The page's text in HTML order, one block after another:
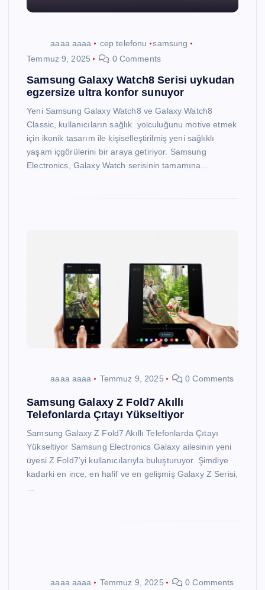
aaaa aaaa cep telefonu
samsung
Temmuz 9, 2025
0 Comments
Samsung Galaxy Watch8 Serisi uykudan
egzersize ultra konfor sunuyor
Yeni Samsung Galaxy Watch8 ve Galaxy Watch8
Classic, kullanıcıların sağlık yolculuğunu motive etmek
için ikonik tasarım ile kişiselleştirilmiş yeni sağlıklı
yaşam içgörülerini bir araya getiriyor. Samsung
Electronics, Galaxy Watch serisinin tamamına…
aaaa aaaa Temmuz 9, 2025 0 Comments
Samsung Galaxy Z Fold7 Akıllı
Telefonlarda Çıtayı Yükseltiyor
Samsung Galaxy Z Fold7 Akıllı Telefonlarda Çıtayı
Yükseltiyor Samsung Electronics Galaxy ailesinin yeni
üyesi Z Fold7’yi kullanıcılarıyla buluşturuyor. Şimdiye
kadarki en ince, en hafif ve en gelişmiş Galaxy Z Serisi,
aaaa aaaa Temmuz 9, 2025 0 Comments